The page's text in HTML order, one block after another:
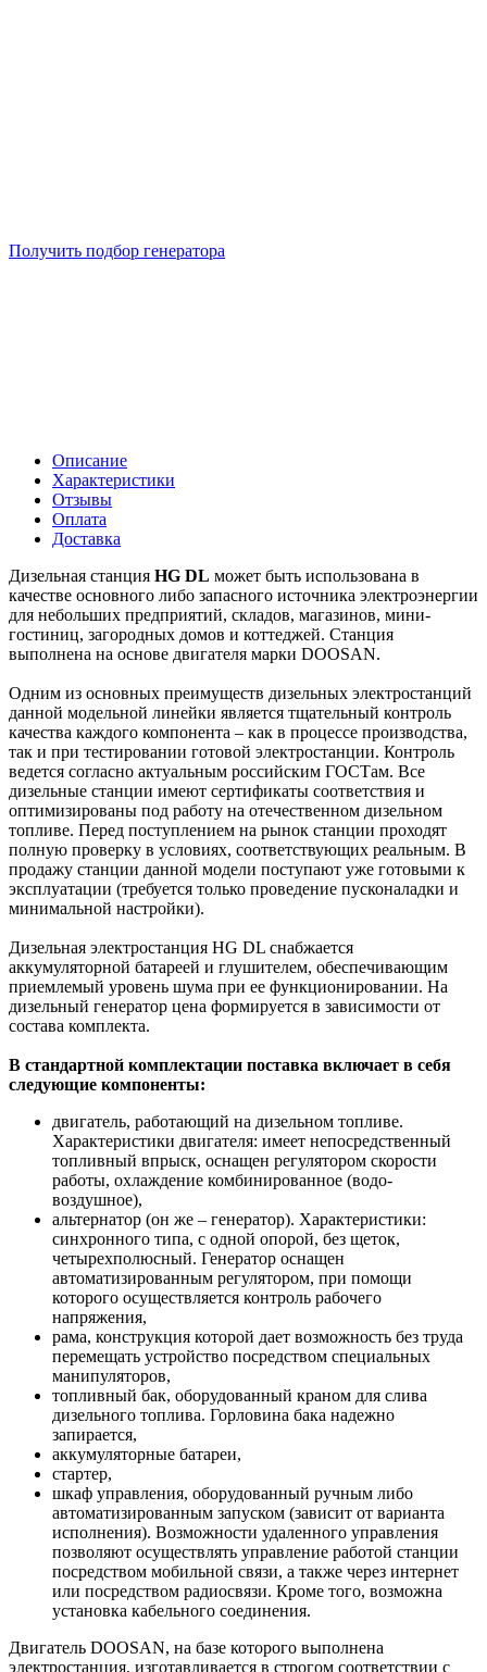
Получить подбор генератора
Описание
Характеристики
Отзывы
Оплата
Доставка
Дизельная станция HG DL может быть использована в
качестве основного либо запасного источника электроэнергии
для небольших предприятий, складов, магазинов, мини-
гостиниц, загородных домов и коттеджей. Станция
выполнена на основе двигателя марки DOOSAN.
Одним из основных преимуществ дизельных электростанций
данной модельной линейки является тщательный контроль
качества каждого компонента – как в процессе производства,
так и при тестировании готовой электростанции. Контроль
ведется согласно актуальным российским ГОСТам. Все
дизельные станции имеют сертификаты соответствия и
оптимизированы под работу на отечественном дизельном
топливе. Перед поступлением на рынок станции проходят
полную проверку в условиях, соответствующих реальным. В
продажу станции данной модели поступают уже готовыми к
эксплуатации (требуется только проведение пусконаладки и
минимальной настройки).
Дизельная электростанция HG DL снабжается
аккумуляторной батареей и глушителем, обеспечивающим
приемлемый уровень шума при ее функционировании. На
дизельный генератор цена формируется в зависимости от
состава комплекта.
В стандартной комплектации поставка включает в себя
следующие компоненты:
двигатель, работающий на дизельном топливе.
Характеристики двигателя: имеет непосредственный
топливный впрыск, оснащен регулятором скорости
работы, охлаждение комбинированное (водо-
воздушное),
альтернатор (он же – генератор). Характеристики:
синхронного типа, с одной опорой, без щеток,
четырехполюсный. Генератор оснащен
автоматизированным регулятором, при помощи
которого осуществляется контроль рабочего
напряжения,
рама, конструкция которой дает возможность без труда
перемещать устройство посредством специальных
манипуляторов,
топливный бак, оборудованный краном для слива
дизельного топлива. Горловина бака надежно
запирается,
аккумуляторные батареи,
стартер,
шкаф управления, оборудованный ручным либо
автоматизированным запуском (зависит от варианта
исполнения). Возможности удаленного управления
позволяют осуществлять управление работой станции
посредством мобильной связи, а также через интернет
или посредством радиосвязи. Кроме того, возможна
установка кабельного соединения.
Двигатель DOOSAN, на базе которого выполнена
электростанция, изготавливается в строгом соответствии с